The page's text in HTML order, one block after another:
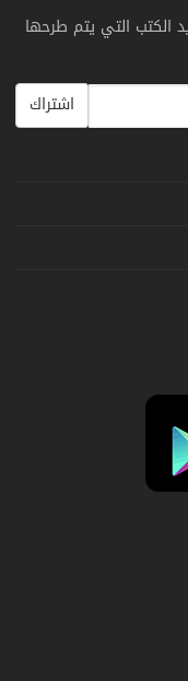
الكتب التي يتم طرحها
اشتراك